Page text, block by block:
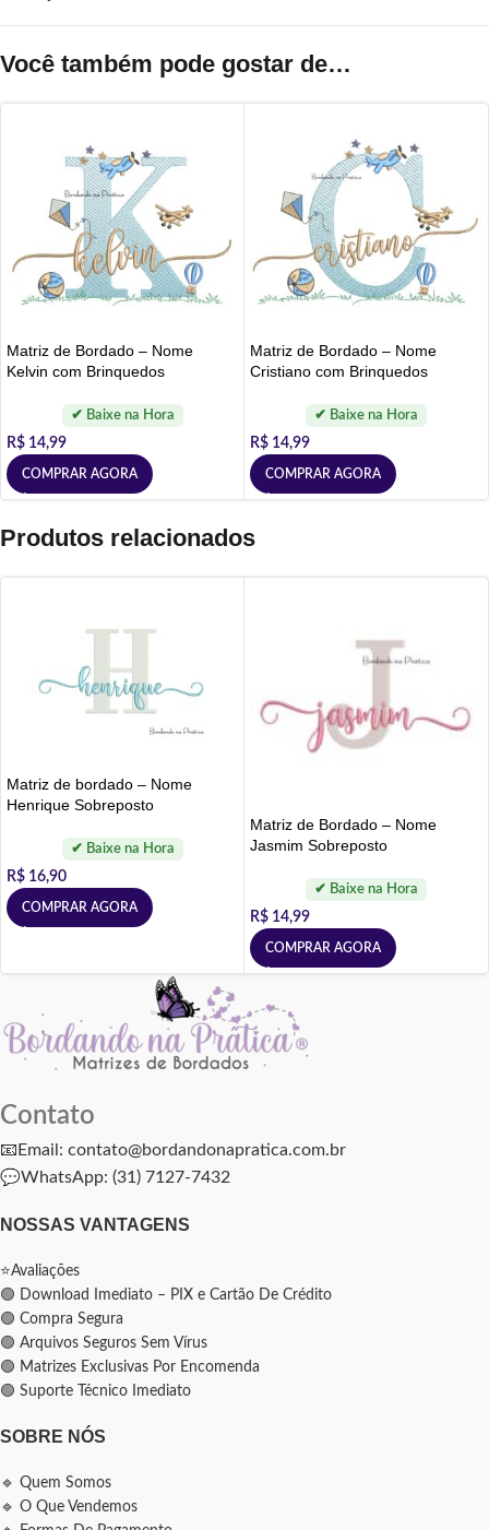
Você também pode gostar de…
Matriz de Bordado – Nome
Kelvin com Brinquedos
R$ 14,99
COMPRAR AGORA
Matriz de Bordado – Nome
Cristiano com Brinquedos
R$ 14,99
COMPRAR AGORA
Produtos relacionados
Matriz de bordado – Nome
Henrique Sobreposto
R$ 16,90
COMPRAR AGORA
Matriz de Bordado – Nome
Jasmim Sobreposto
R$ 14,99
COMPRAR AGORA
Contato
📧Email: contato@bordandonapratica.com.br
💬WhatsApp: (31) 7127-7432
NOSSAS VANTAGENS
⭐Avaliações
🟢 Download Imediato – PIX e Cartão De Crédito
🟢 Compra Segura
🟢 Arquivos Seguros Sem Vírus
🟢 Matrizes Exclusivas Por Encomenda
🟢 Suporte Técnico Imediato
SOBRE NÓS
🔹 Quem Somos
🔹 O Que Vendemos